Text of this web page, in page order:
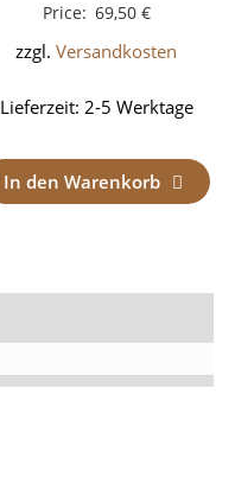
Price: 69,50 €
zzgl.Versandkosten
Lieferzeit: 2-5 Werktage
In den Warenkorb